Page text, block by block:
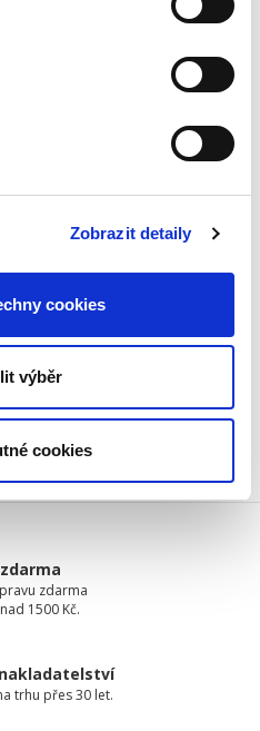
Zobrazit detaily
cookies
výběr
cookies
právnických fakult,
4
2022
zdarma
1500 Kč.
trhu přes 30 let.